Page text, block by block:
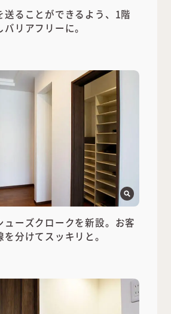
送ることができるよう、1階
リアフリーに。
ューズクロークを新設。お客
分けてスッキリと。